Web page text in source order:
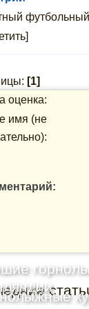
[1]
оценка:
имя (не